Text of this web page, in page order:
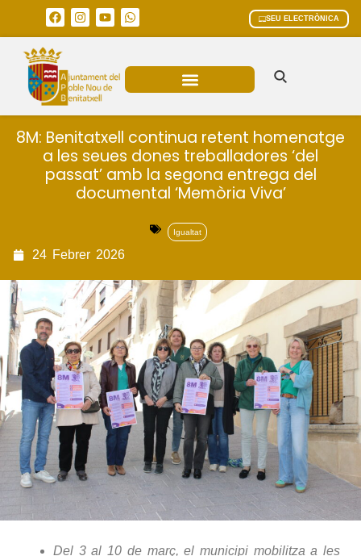
SEU ELECTRÒNICA
8M: Benitatxell continua retent homenatge
a les seues dones treballadores ‘del
passat’ amb la segona entrega del
documental ‘Memòria Viva’
Igualtat
24 Febrer 2026
Del 3 al 10 de març, el municipi mobilitza a les